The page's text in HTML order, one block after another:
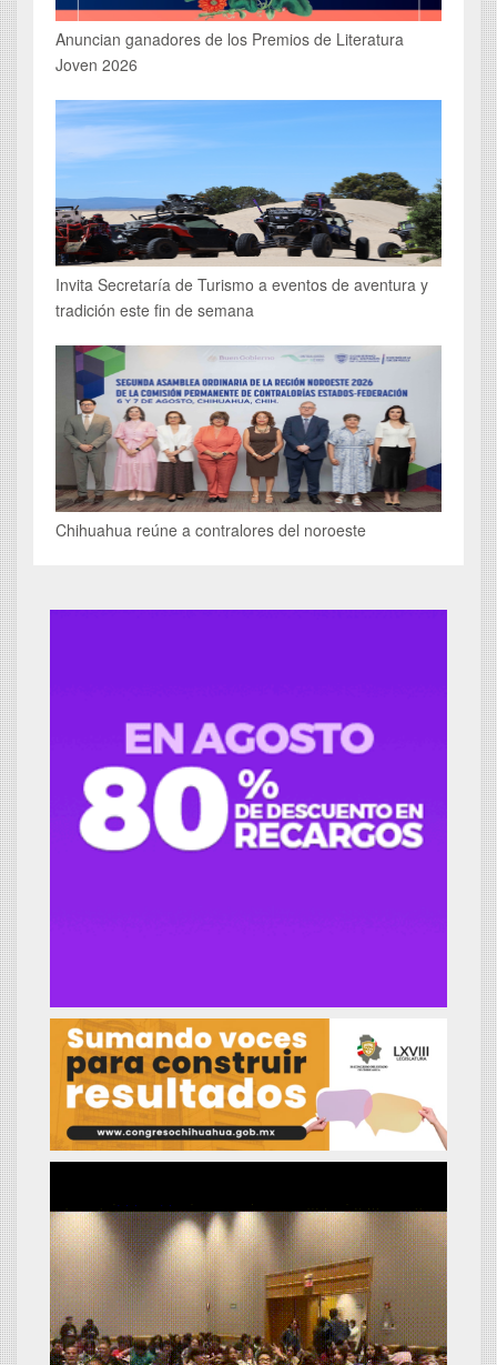
Anuncian ganadores de los Premios de Literatura
Joven 2026
Invita Secretaría de Turismo a eventos de aventura y
tradición este fin de semana
Chihuahua reúne a contralores del noroeste